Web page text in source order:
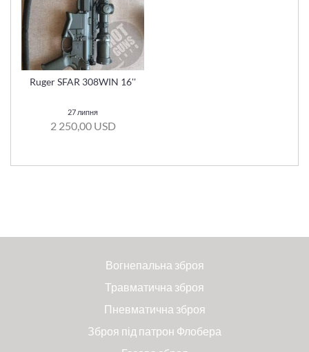
Ruger SFAR 308WIN 16''
27 липня
2 250,00 USD
Вогнепальна зброя
Травматична зброя
Пневматична зброя
Зброя під патрон Флобера